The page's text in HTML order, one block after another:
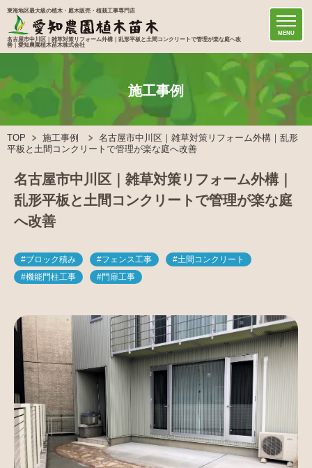
東海地区最大級の植木・庭木販売・植栽工事専門店
名古屋市中川区｜雑草対策リフォーム外構｜乱形平板と土間コンクリートで管理が楽な庭へ改
善｜愛知農園植木苗木株式会社
MENU
施工事例
TOP 施工事例
名古屋市中川区｜雑草対策リフォーム外構｜乱形
平板と土間コンクリートで管理が楽な庭へ改善
名古屋市中川区｜雑草対策リフォーム外構｜
乱形平板と土間コンクリートで管理が楽な庭
へ改善
#ブロック積み #フェンス工事
#土間コンクリート
#機能門柱工事
#門扉工事